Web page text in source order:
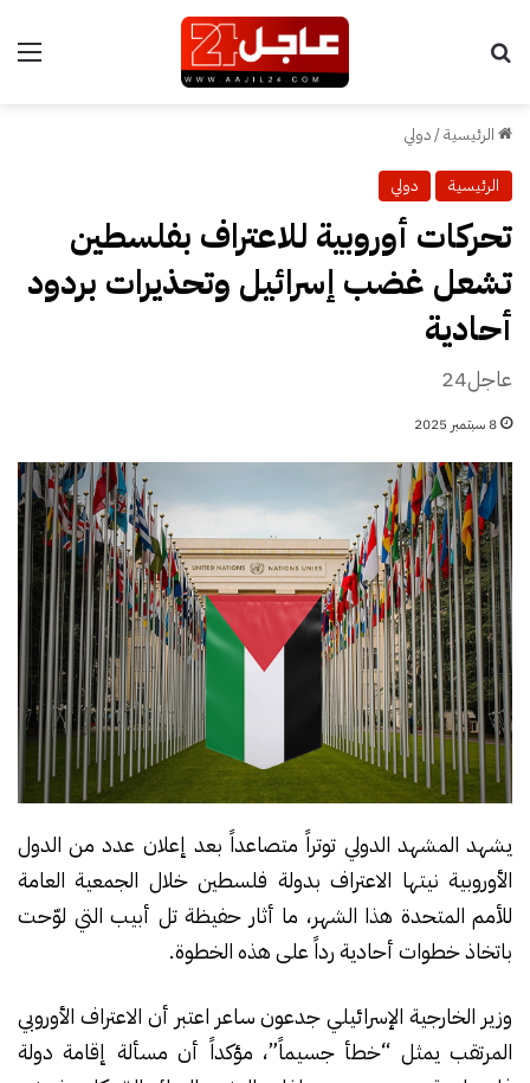
الرئيسية/دولي
الرئيسية دولي
تحركات أوروبية للاعتراف بفلسطين
تشعل غضب إسرائيل وتحذيرات بردود
أحادية
عاجل24
8 سبتمبر 2025
يشهد المشهد الدولي توتراً متصاعداً بعد إعلان عدد من الدول
الأوروبية نيتها الاعتراف بدولة فلسطين خلال الجمعية العامة
للأمم المتحدة هذا الشهر، ما أثار حفيظة تل أبيب التي لوّحت
باتخاذ خطوات أحادية رداً على هذه الخطوة.
وزير الخارجية الإسرائيلي جدعون ساعر اعتبر أن الاعتراف الأوروبي
المرتقب يمثل “خطأ جسيماً”، مؤكداً أن مسألة إقامة دولة